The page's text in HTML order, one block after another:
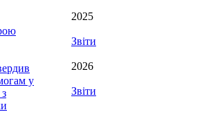
у
2025
Звіти
2026
Звіти